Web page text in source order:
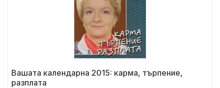
Вашата календарна 2015: карма, търпение,
разплата